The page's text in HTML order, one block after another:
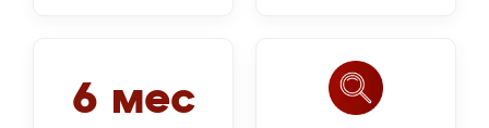
6 мес